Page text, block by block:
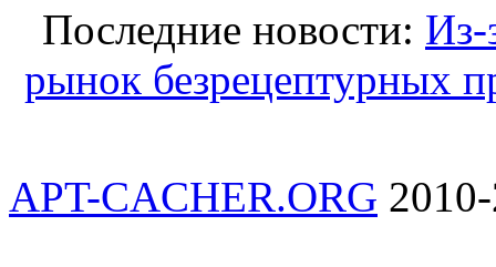
Последние новости: Из-
рынок безрецептурных
APT-CACHER.ORG